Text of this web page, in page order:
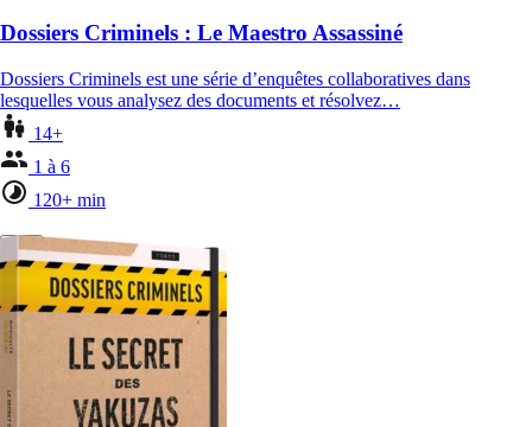
Dossiers Criminels : Le Maestro Assassiné
Dossiers Criminels est une série d’enquêtes collaboratives dans
lesquelles vous analysez des documents et résolvez…
14+
1 à 6
120+ min